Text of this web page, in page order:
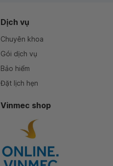
Dịch vụ
Chuyên khoa
Gói dịch vụ
Bảo hiểm
Đặt lịch hẹn
Vinmec shop